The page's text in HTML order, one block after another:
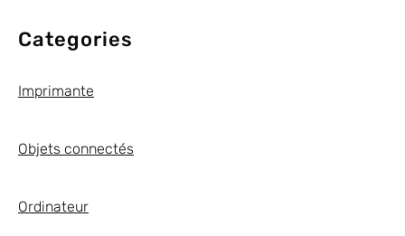
Categories
Imprimante
Objets connectés
Ordinateur